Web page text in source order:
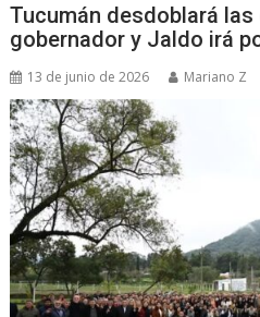
Tucumán desdoblará
gobernador y Jaldo irá
13 de junio de 2026 Mariano Z